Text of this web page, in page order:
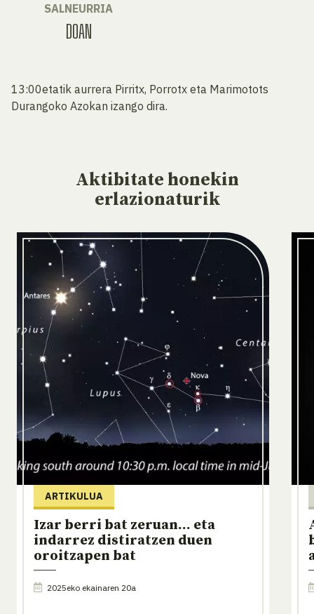
SALNEURRIA
DOAN
13:00etatik aurrera Pirritx, Porrotx eta Marimotots
Durangoko Azokan izango dira.
Aktibitate honekin
erlazionaturik
ARTIKULUA
Izar berri bat zeruan... eta
indarrez distiratzen duen
oroitzapen bat
2025eko ekainaren 20a